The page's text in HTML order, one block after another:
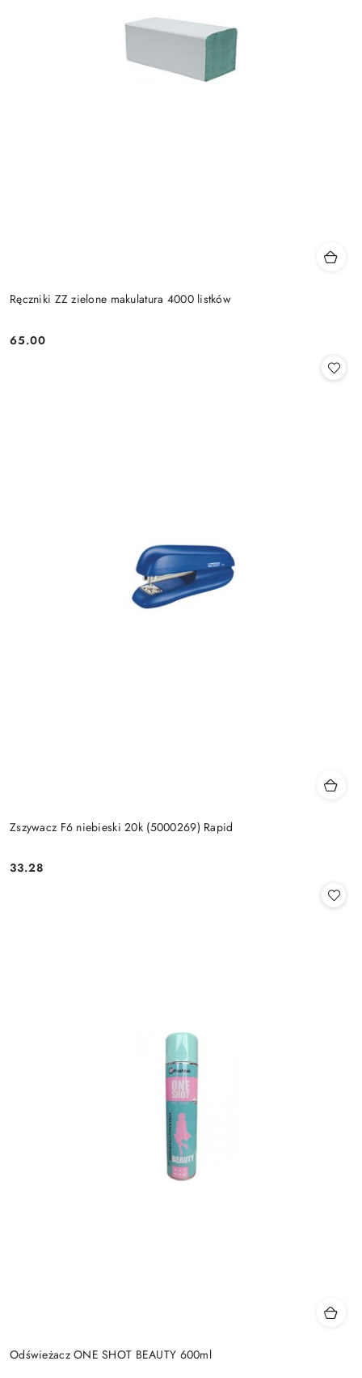
Ręczniki ZZ zielone makulatura 4000 listków
Cena:
65.00
Zszywacz F6 niebieski 20k (5000269) Rapid
Cena:
33.28
Odświeżacz ONE SHOT BEAUTY 600ml